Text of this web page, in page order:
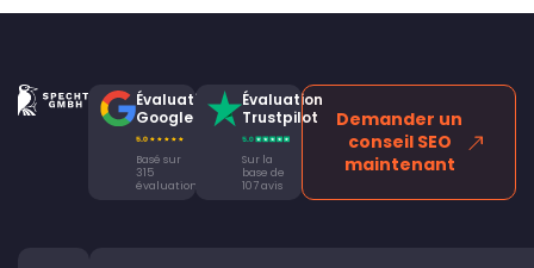
Évaluation
Google
Basé sur
315
évaluations
Évaluation
Trustpilot
Sur la
base de
107 avis
Demander un
conseil SEO
maintenant